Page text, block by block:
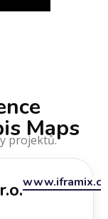
Maps
projektů.
www.iframix.cz